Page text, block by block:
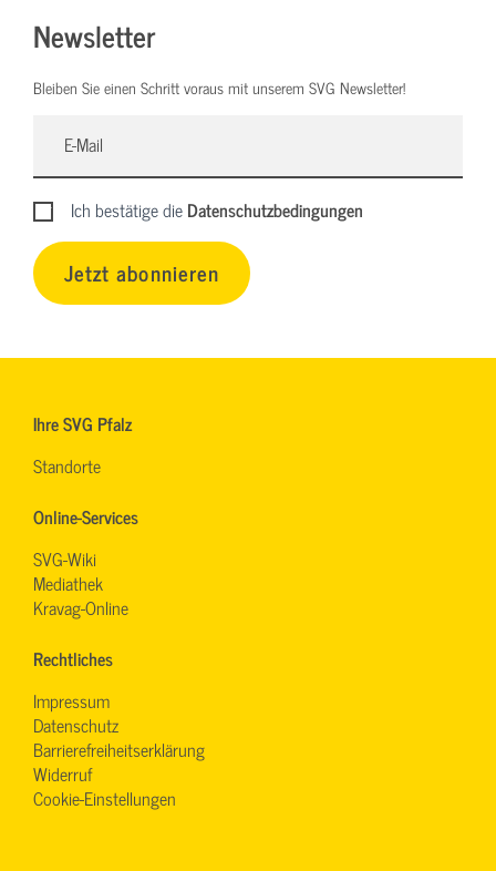
Newsletter
Bleiben Sie einen Schritt voraus mit unserem SVG Newsletter!
Ich bestätige dieDatenschutzbedingungen
Jetzt abonnieren
Ihre SVG Pfalz
Standorte
Online-Services
SVG-Wiki
Mediathek
Kravag-Online
Rechtliches
Impressum
Datenschutz
Barrierefreiheitserklärung
Widerruf
Cookie-Einstellungen